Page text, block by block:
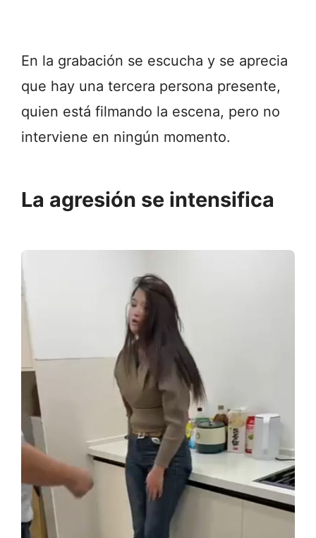
En la grabación se escucha y se aprecia
que hay una tercera persona presente,
quien está filmando la escena, pero no
interviene en ningún momento.
La agresión se intensifica